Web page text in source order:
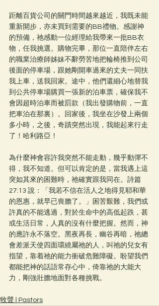
距離百貨公司的關門時間越來越近，我既未能
重新開步，亦未買到需要的BB禮物。感謝神
的預備，祂感動一位經理給我帶來一批BB衣
物，任我挑選。購物完畢，那位一直陪伴左右
的職業治療師姊妹不辭勞苦地把輪椅推到公司
後面的停車場，跟她剛開車過來的丈夫一同扶
我上車，送我回家。途中，他們還細心地替我
到公共停車場購買一張新的泊車票，確保我不
會因超時泊車而被罰款（我出發購物前，一直
把車泊在那裏）。回家後，我坐在沙發上兩個
多小時，之後，奇蹟突然出現，我能起來行走
了！哈利路亞！
為什麼神會容許我突然不能走動，幾乎動彈不
得，我不知道。但可以肯定的是，當我遇上這
突如其來的困難時，祂確實跟我同在。詩篇
27:13 說：「我若不信在活人之地得見耶和華
的恩惠，就早已喪膽了。」困苦艱難，我們或
許真的不能逃過，對於生命中的高低起跌，甚
或生活日常，人真的沒有什麼把握。然而，神
的應許永不落空。黑夜再長，幽谷再暗，祂總
會差派天使四面環繞屬祂的人，叫祂的兒女有
指望，靠着祂的能力衝破危難障礙。盼望我們
都能把神的話語常存心中，倚靠祂的大能大
力，剛強壯膽地面對各種挑戰。
牧聲 | Pastors